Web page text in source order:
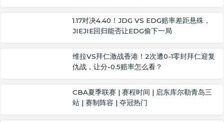
1.17对决4.40！JDG VS EDG赔率差距悬殊，
JIEJIE回归能否让EDG偷下一局
维拉VS拜仁激战香港！2次遭0-1零封拜仁迎复
仇战，让分-0.5赔率怎么看？
CBA夏季联赛 | 赛程时间 | 启东库尔勒青岛三
站 | 赛制阵容 | 夺冠热门